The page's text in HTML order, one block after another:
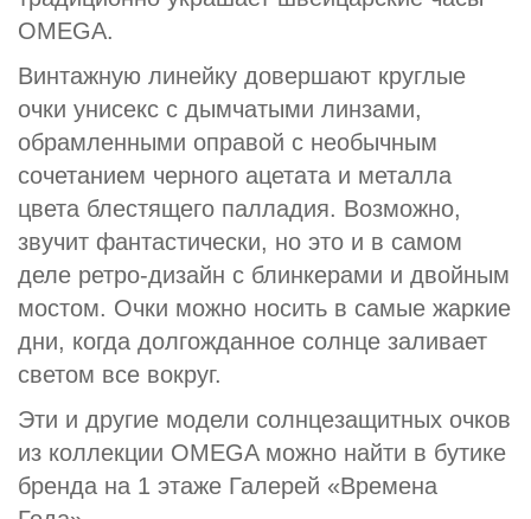
OMEGA.
Винтажную линейку довершают круглые
очки унисекс с дымчатыми линзами,
обрамленными оправой с необычным
сочетанием черного ацетата и металла
цвета блестящего палладия. Возможно,
звучит фантастически, но это и в самом
деле ретро-дизайн с блинкерами и двойным
мостом. Очки можно носить в самые жаркие
дни, когда долгожданное солнце заливает
светом все вокруг.
Эти и другие модели солнцезащитных очков
из коллекции OMEGA можно найти в бутике
бренда на 1 этаже Галерей «Времена